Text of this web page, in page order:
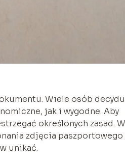
Wiele osób
jak i wygodne. Aby
określonych zasad. W
zdjęcia paszportowego
unikać.